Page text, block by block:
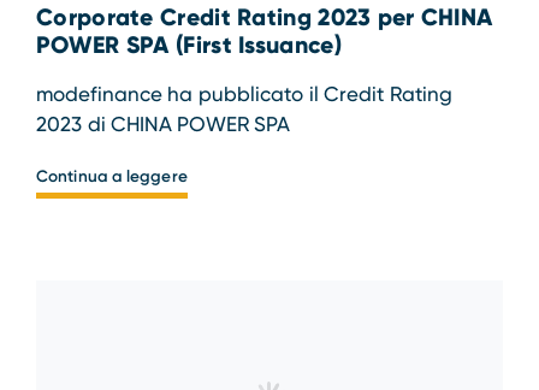
Corporate Credit Rating 2023 per CHINA
POWER SPA (First Issuance)
modefinance ha pubblicato il Credit Rating
2023 di CHINA POWER SPA
Continua a leggere